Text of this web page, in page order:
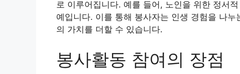
로 이루어집니다. 예를 들어, 노인을 위한 정서
예입니다. 이를 통해 봉사자는 인생 경험을 나
의 가치를 더할 수 있습니다.
봉사활동 참여의 장점